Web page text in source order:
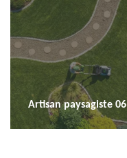
Artisan paysagiste 06